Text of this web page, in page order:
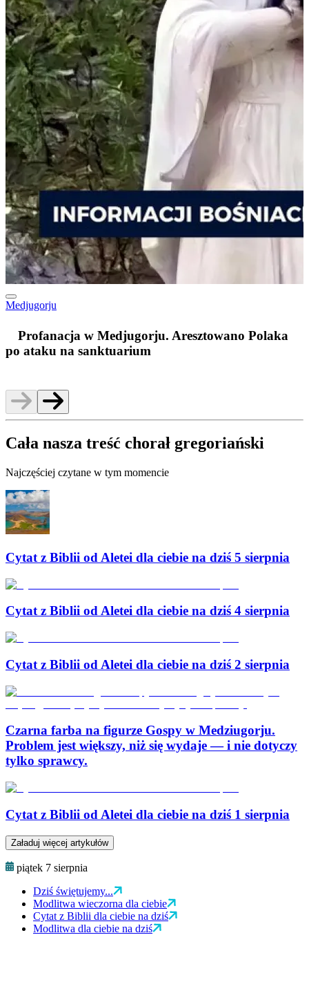
Medjugorju
Profanacja w Medjugorju. Aresztowano Polaka
po ataku na sanktuarium
Cała nasza treść chorał gregoriański
Najczęściej czytane w tym momencie
Cytat z Biblii od Aletei dla ciebie na dziś 5 sierpnia
Cytat z Biblii od Aletei dla ciebie na dziś 4 sierpnia
Cytat z Biblii od Aletei dla ciebie na dziś 2 sierpnia
Czarna farba na figurze Gospy w Medziugorju.
Problem jest większy, niż się wydaje — i nie dotyczy
tylko sprawcy.
Cytat z Biblii od Aletei dla ciebie na dziś 1 sierpnia
Załaduj więcej artykułów
piątek 7 sierpnia
Dziś świętujemy...
Modlitwa wieczorna dla ciebie
Cytat z Biblii dla ciebie na dziś
Modlitwa dla ciebie na dziś